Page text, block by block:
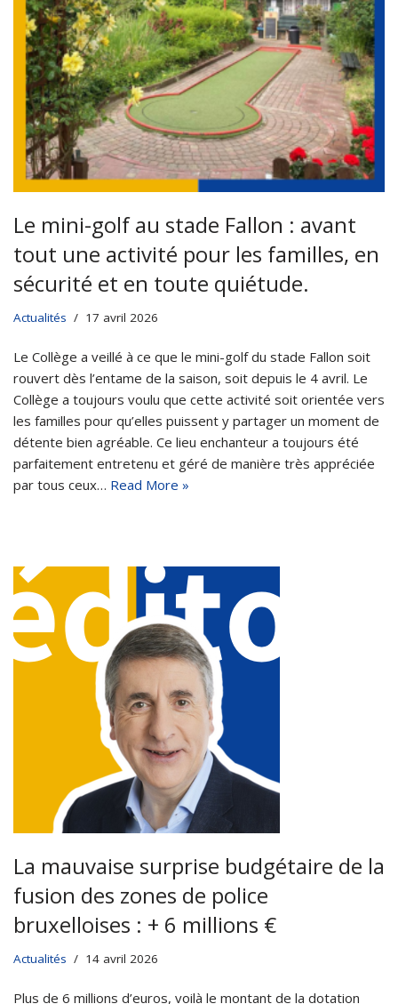
Le mini-golf au stade Fallon : avant
tout une activité pour les familles, en
sécurité et en toute quiétude.
Actualités 17 avril 2026
Le Collège a veillé à ce que le mini-golf du stade Fallon soit
rouvert dès l’entame de la saison, soit depuis le 4 avril. Le
Collège a toujours voulu que cette activité soit orientée vers
les familles pour qu’elles puissent y partager un moment de
détente bien agréable. Ce lieu enchanteur a toujours été
parfaitement entretenu et géré de manière très appréciée
par tous ceux… Read More »
La mauvaise surprise budgétaire de la
fusion des zones de police
bruxelloises : + 6 millions €
Actualités 14 avril 2026
Plus de 6 millions d’euros, voilà le montant de la dotation